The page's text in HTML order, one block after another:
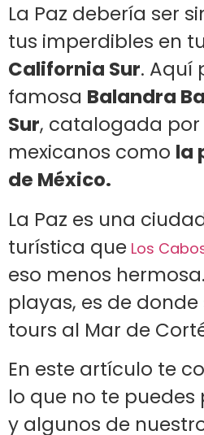
La Paz debería ser
tus imperdibles en
California Sur. Aquí
famosa Balandra
Sur, catalogada por
mexicanos como la
de México.
La Paz es una
turística que Los
eso menos
playas, es de
tours al Mar de
En este artículo te
lo que no te puedes
y algunos de